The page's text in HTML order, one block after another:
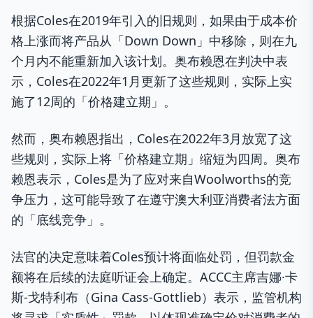
根据Coles在2019年引入的旧规则，如果由于成本价
格上涨而将产品从「Down Down」中移除，则在九
个月内不能重新加入该计划。奥布赖恩在判决中表
示，Coles在2022年1月更新了这些规则，实际上实
施了12周的「价格建立期」。
然而，奥布赖恩指出，Coles在2022年3月放宽了这
些规则，实际上将「价格建立期」缩短为四周。奥布
赖恩表示，Coles是为了应对来自Woolworths的竞
争压力，这可能导致了在遵守澳大利亚消费者法方面
的「底线竞争」。
法官的决定意味着Coles预计将面临处罚，但罚款金
额将在后续的法庭听证会上确定。ACCC主席吉娜·卡
斯-戈特利布（Gina Cass-Gottlieb）表示，监管机构